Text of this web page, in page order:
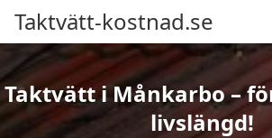
Taktvätt-kostnad.se
Taktvätt i Månkarbo –
livslängd!